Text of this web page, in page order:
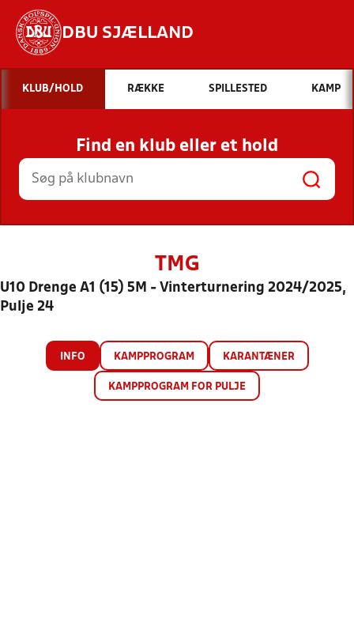
DBU SJÆLLAND
Hvad vil du søge efter?
INDHOLD OG NYHEDER
STILLINGER, RESULTATER, KLUBBER OG
HOLD
KLUB/HOLD RÆKKE SPILLESTED KAMP
Find en klub eller et hold
TMG
U10 Drenge A1 (15) 5M - Vinterturnering 2024/2025,
Pulje 24
INFO KAMPPROGRAM KARANTÆNER
KAMPPROGRAM FOR PULJE